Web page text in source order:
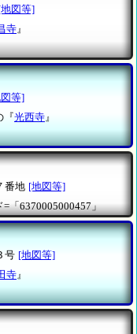
図等]
寺』
等]
『光西寺』
番地 [地図等]
=「6370005000457」
号 [地図等]
寺』